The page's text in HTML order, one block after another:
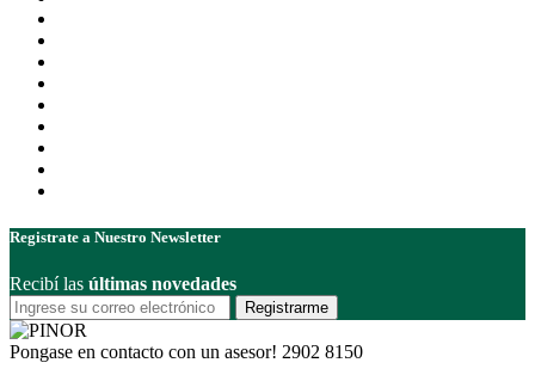
Registrate a Nuestro Newsletter
Recibí las últimas novedades
Registrarme
Pongase en contacto con un asesor! 2902 8150